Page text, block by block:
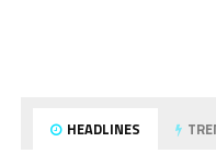
HEADLINES